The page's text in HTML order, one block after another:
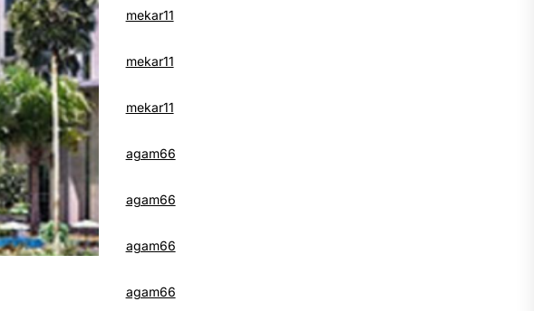
mekar11
mekar11
mekar11
agam66
agam66
agam66
agam66